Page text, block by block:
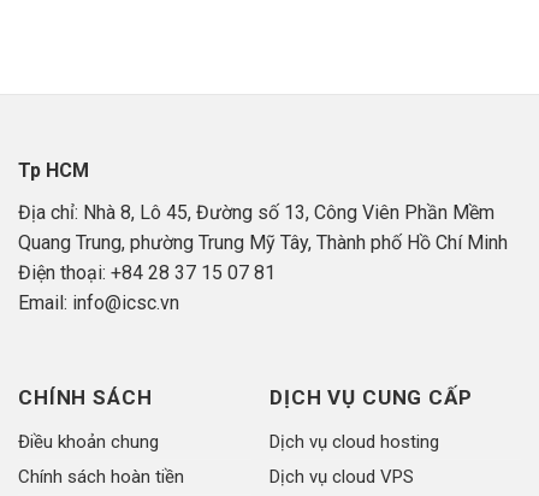
Tp HCM
Địa chỉ: Nhà 8, Lô 45, Đường số 13, Công Viên Phần Mềm
Quang Trung, phường Trung Mỹ Tây, Thành phố Hồ Chí Minh
Điện thoại: +84 28 37 15 07 81
Email: info@icsc.vn
CHÍNH SÁCH
Điều khoản chung
Chính sách hoàn tiền
DỊCH VỤ CUNG CẤP
Dịch vụ cloud hosting
Dịch vụ cloud VPS